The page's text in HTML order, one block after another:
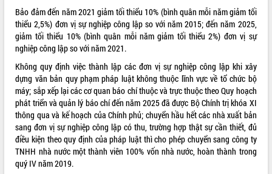
LIÊN KẾT WEB
THỐNG KÊ TRUY CẬP
Hôm nay:
9677
Tất cả:
66022417
Bảo đảm đến năm 2021 giảm tối thiểu 10% (bình quân mỗi năm giảm tối
thiểu 2,5%) đơn vị sự nghiệp công lập so với năm 2015; đến năm 2025,
giảm tối thiểu 10% (bình quân mỗi năm giảm tối thiểu 2%) đơn vị sự
nghiệp công lập so với năm 2021.
Không quy định việc thành lập các đơn vị sự nghiệp công lập khi xây
dựng văn bản quy phạm pháp luật không thuộc lĩnh vực về tổ chức bộ
máy; sắp xếp lại các cơ quan báo chí thuộc và trực thuộc theo Quy hoạch
phát triển và quản lý báo chí đến năm 2025 đã được Bộ Chính trị khóa XI
thông qua và kế hoạch của Chính phủ; chuyển hầu hết các nhà xuất bản
sang đơn vị sự nghiệp công lập có thu, trường hợp thật sự cần thiết, đủ
điều kiện theo quy định của pháp luật thì cho phép chuyển sang công ty
TNHH nhà nước một thành viên 100% vốn nhà nước, hoàn thành trong
quý IV năm 2019.